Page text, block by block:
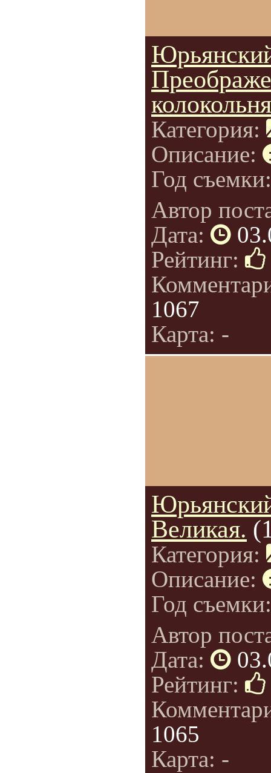
Категория:
Описание:
Год
Автор
Дата:
Рейтинг:
1067
Карта: -
Великая.
Категория:
Описание:
Год
Автор
Дата:
Рейтинг:
1065
Карта: -